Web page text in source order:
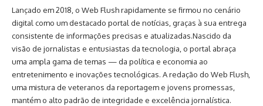
Lançado em 2018, o Web Flush rapidamente se firmou no cenário
digital como um destacado portal de notícias, graças à sua entrega
consistente de informações precisas e atualizadas.Nascido da
visão de jornalistas e entusiastas da tecnologia, o portal abraça
uma ampla gama de temas — da política e economia ao
entretenimento e inovações tecnológicas. A redação do Web Flush,
uma mistura de veteranos da reportagem e jovens promessas,
mantém o alto padrão de integridade e excelência jornalística.